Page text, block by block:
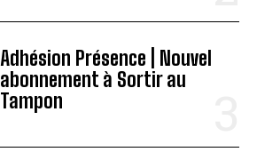
Adhésion Présence | Nouvel
abonnement à Sortir au
Tampon